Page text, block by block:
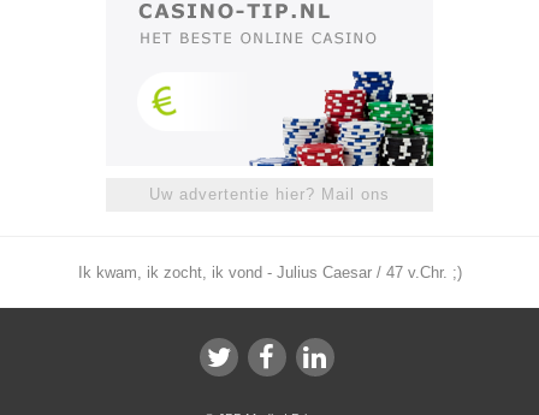
Uw advertentie hier? Mail ons
Ik kwam, ik zocht, ik vond - Julius Caesar / 47 v.Chr. ;)